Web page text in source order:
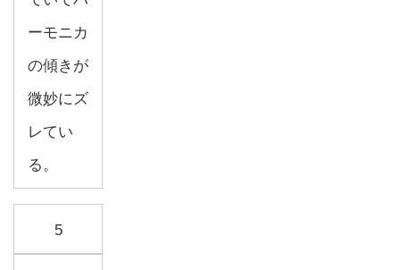
ーモニカ
の傾きが
微妙にズ
レてい
る。
5